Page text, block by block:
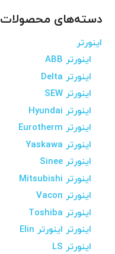
دسته‌های محصولات
اینورتر
اینورتر ABB
اینورتر Delta
اینورتر SEW
اینورتر Hyundai
اینورتر Eurotherm
اینورتر Yaskawa
اینورتر Sinee
اینورتر Mitsubishi
اینورتر Vacon
اینورتر Toshiba
اینورتر اینورتر Elin
اینورتر LS